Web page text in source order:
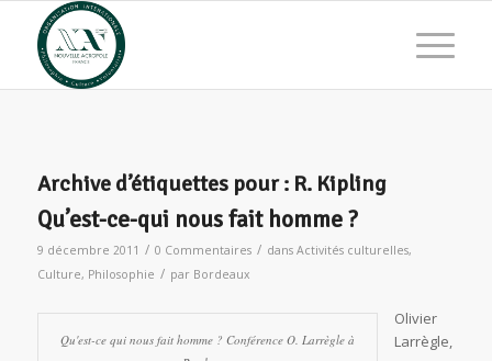
Archive d’étiquettes pour : R. Kipling
Qu’est-ce-qui nous fait homme ?
9 décembre 2011 / 0 Commentaires / dans Activités culturelles,
Culture, Philosophie / par Bordeaux
Qu'est-ce qui nous fait homme ? Conférence O. Larrègle à
Olivier
Larrègle,